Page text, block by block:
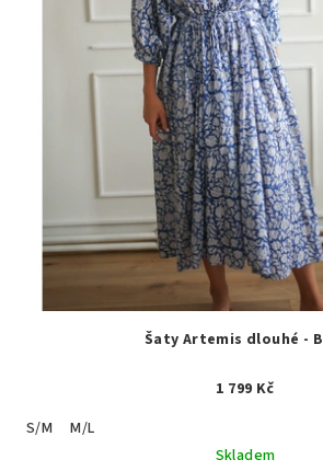
Šaty Artemis dlouhé -
1 799 Kč
S/M
M/L
Skladem